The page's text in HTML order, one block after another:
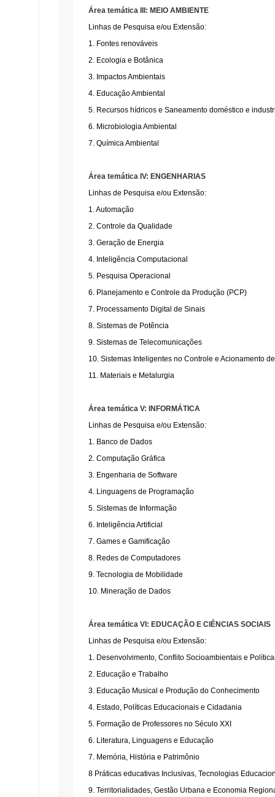
Área temática III: MEIO AMBIENTE
Linhas de Pesquisa e/ou Extensão:
1. Fontes renováveis
2. Ecologia e Botânica
3. Impactos Ambientais
4. Educação Ambiental
5. Recursos hídricos e Saneamento doméstico e
6. Microbiologia Ambiental
7. Química Ambiental
Área temática IV: ENGENHARIAS
Linhas de Pesquisa e/ou Extensão:
1. Automação
2. Controle da Qualidade
3. Geração de Energia
4. Inteligência Computacional
5. Pesquisa Operacional
6. Planejamento e Controle da Produção (PCP)
7. Processamento Digital de Sinais
8. Sistemas de Potência
9. Sistemas de Telecomunicações
10. Sistemas Inteligentes no Controle e Acionamento
11. Materiais e Metalurgia
Área temática V: INFORMÁTICA
Linhas de Pesquisa e/ou Extensão:
1. Banco de Dados
2. Computação Gráfica
3. Engenharia de Software
4. Linguagens de Programação
5. Sistemas de Informação
6. Inteligência Artificial
7. Games e Gamificação
8. Redes de Computadores
9. Tecnologia de Mobilidade
10. Mineração de Dados
Área temática VI: EDUCAÇÃO E CIÊNCIAS SOCIAIS
Linhas de Pesquisa e/ou Extensão:
1. Desenvolvimento, Conflito Socioambientais e
2. Educação e Trabalho
3. Educação Musical e Produção do Conhecimento
4. Estado, Políticas Educacionais e Cidadania
5. Formação de Professores no Século XXI
6. Literatura, Linguagens e Educação
7. Memória, História e Patrimônio
8 Práticas educativas Inclusivas, Tecnologias
9. Territorialidades, Gestão Urbana e Economia